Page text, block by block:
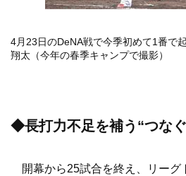
4月23日のDeNA戦で今季初めて1番で
翔太（今年の春季キャンプで撮影）
◆長打力不足を補う“つな
開幕から25試合を終え、リーグ